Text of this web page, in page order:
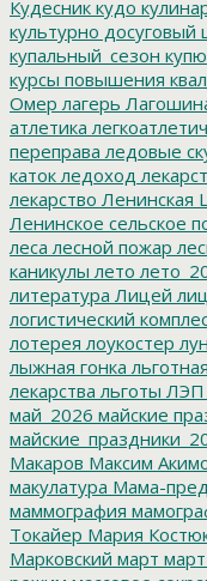
Кудесник кудо
культурно досуговый
купальный_сезон
курсы повышения
Омер лагерь
атлетика
переправа ледовые
каток ледоход
лекарство Ленинская
Ленинское сельское
леса лесной пожар
каникулы лето
литература Лицей
логистический
лотерея лоукостер
лыжная гонка
лекарства льготы ЛЭП
май_2026 майские
Макаров Максим
макулатура Мама-
маммография
Токайер Мария
Марковский март